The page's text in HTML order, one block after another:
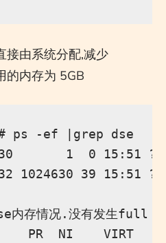
接由系统分配,减少
的内存为 5GB
ps -ef |grep dse
1  0 15:51 ?
1024630 39 15:51 ?
内存情况.没有发生full
PR  NI    VIRT